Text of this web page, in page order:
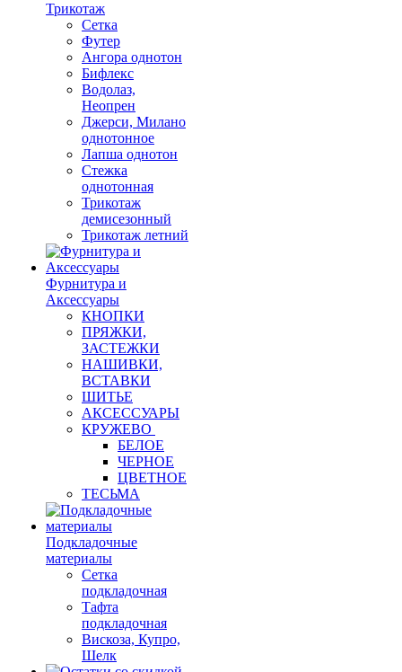
Трикотаж
Сетка
Футер
Ангора однотон
Бифлекс
Водолаз,
Неопрен
Джерси, Милано
однотонное
Лапша однотон
Стежка
однотонная
Трикотаж
демисезонный
Трикотаж летний
Фурнитура и
Аксессуары
КНОПКИ
ПРЯЖКИ,
ЗАСТЕЖКИ
НАШИВКИ,
ВСТАВКИ
ШИТЬЕ
АКСЕССУАРЫ
КРУЖЕВО
БЕЛОЕ
ЧЕРНОЕ
ЦВЕТНОЕ
ТЕСЬМА
Подкладочные
материалы
Сетка
подкладочная
Тафта
подкладочная
Вискоза, Купро,
Шелк